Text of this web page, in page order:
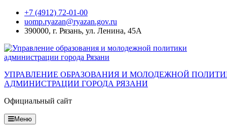
Перейти
содержанию
+7 (4912) 72-01-00
uomp.ryazan@ryazan.gov.ru
390000, г. Рязань, ул. Ленина, 45А
УПРАВЛЕНИЕ ОБРАЗОВАНИЯ И МОЛОДЕЖНОЙ
АДМИНИСТРАЦИИ ГОРОДА РЯЗАНИ
Официальный сайт
Меню